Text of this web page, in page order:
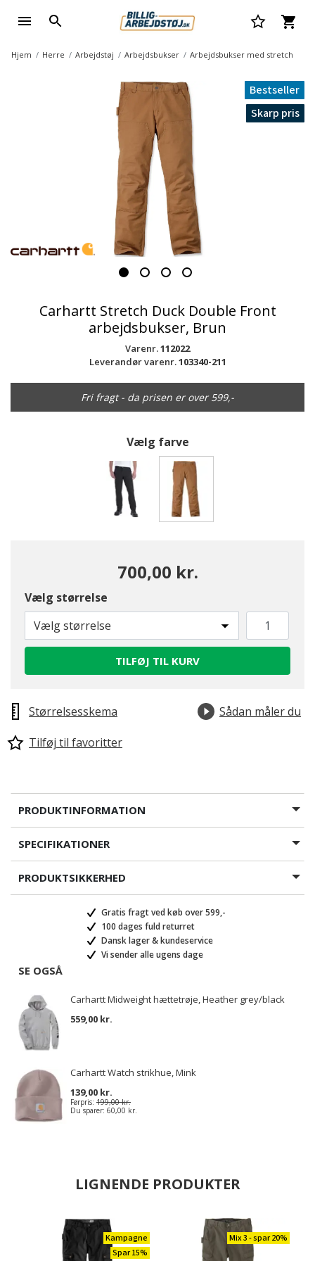
Hjem Herre Arbejdstøj Arbejdsbukser Arbejdsbukser med stretch
Bestseller
Skarp pris
Carhartt Stretch Duck Double Front
arbejdsbukser, Brun
Varenr.112022
Leverandør varenr.103340-211
Fri fragt - da prisen er over 599,-
Vælg farve
700,00 kr.
Vælg størrelse
Vælg størrelse
TILFØJ TIL KURV
Størrelsesskema
Sådan måler du
Tilføj til favoritter
PRODUKTINFORMATION
SPECIFIKATIONER
PRODUKTSIKKERHED
Gratis fragt ved køb over 599,-
100 dages fuld returret
Dansk lager & kundeservice
Vi sender alle ugens dage
SE OGSÅ
Carhartt Midweight hættetrøje, Heather grey/black
559,00 kr.
Carhartt Watch strikhue, Mink
139,00 kr.
Førpris: 199,00 kr.
Du sparer: 60,00 kr.
LIGNENDE PRODUKTER
Kampagne
Spar 15%
Mix 3 - spar 20%